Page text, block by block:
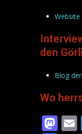
den
Blog
Wo